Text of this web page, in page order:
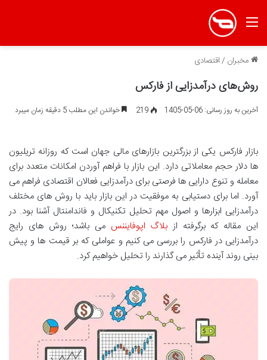
منو
مخبران /اقتصادی
روش‌های درآمدزایی از فارکس
آخرین به روز رسانی: 06-05-1405 219 خواندن این مطلب 5 دقیقه زمان میبرد
بازار فارکس یکی از بزرگترین بازارهای مالی جهان است که روزانه تریلیون
ها دلار حجم معاملاتی دارد. این بازار با فراهم آوردن امکانات متعدد برای
معامله و تنوع دارایی ها فرصتی برای درآمدزایی فعالان اقتصادی فراهم می
آورد. اما برای دستیابی به موفقیت در این بازار باید با روش های مختلف
درآمدزایی ابزارها و اصول مهم تحلیل تکنیکال و فاندامنتال آشنا بود. در
این مقاله که برگرفته ازبلاگ اپوفایننس می باشد؛ روش های رایج
درآمدزایی در فارکس را بررسی می کنیم و عواملی که بر قیمت ها و پیش
بینی روند آینده تأثیر می گذارند را تحلیل خواهیم کرد.